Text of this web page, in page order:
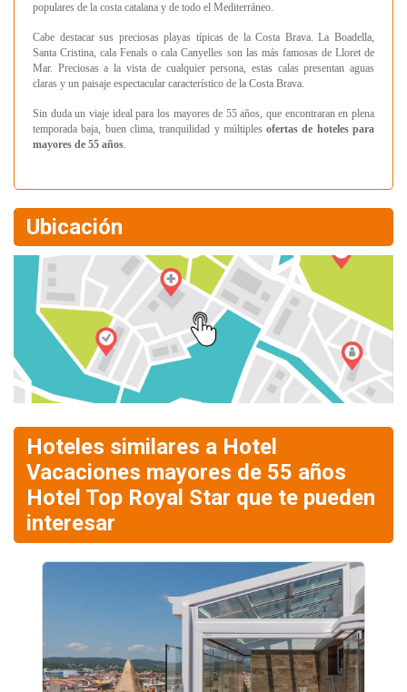
populares de la costa catalana y de todo el Mediterráneo.
Cabe destacar sus preciosas playas típicas de la Costa Brava. La Boadella,
Santa Cristina, cala Fenals o cala Canyelles son las más famosas de Lloret de
Mar. Preciosas a la vista de cualquier persona, estas calas presentan aguas
claras y un paisaje espectacular característico de la Costa Brava.
Sin duda un viaje ideal para los mayores de 55 años, que encontraran en plena
temporada baja, buen clima, tranquilidad y múltiples ofertas de hoteles para
mayores de 55 años.
Ubicación
Hoteles similares a Hotel
Vacaciones mayores de 55 años
Hotel Top Royal Star que te pueden
interesar